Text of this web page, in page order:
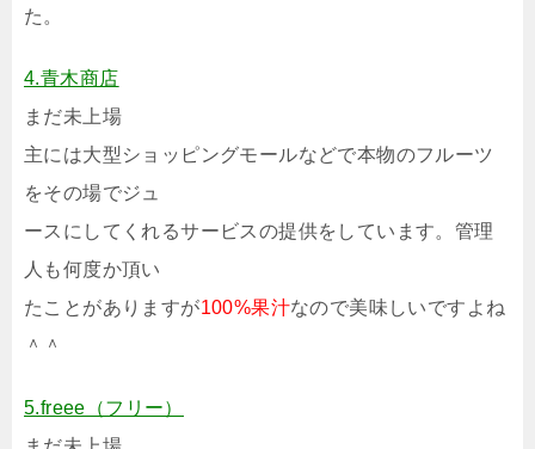
た。
4.青木商店
まだ未上場
主には大型ショッピングモールなどで本物のフルーツ
をその場でジュ
ースにしてくれるサービスの提供をしています。管理
人も何度か頂い
たことがありますが100%果汁なので美味しいですよね
＾＾
5.freee（フリー）